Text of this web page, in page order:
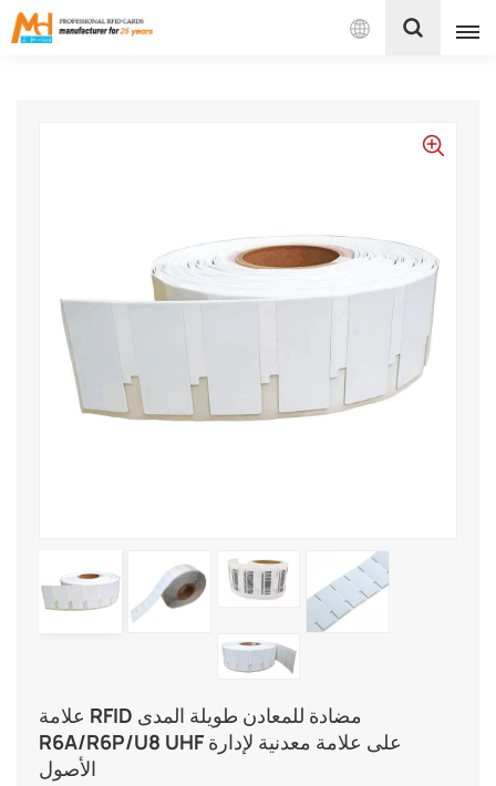
بالعربية
Español
علامة RFID مضادة للمعادن طويلة المدى
R6A/R6P/U8 UHF على علامة معدنية لإدارة
الأصول